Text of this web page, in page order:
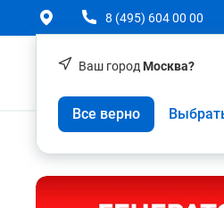
Ваш город Москва?
Все верно
8 (495) 604 00 00
Техника